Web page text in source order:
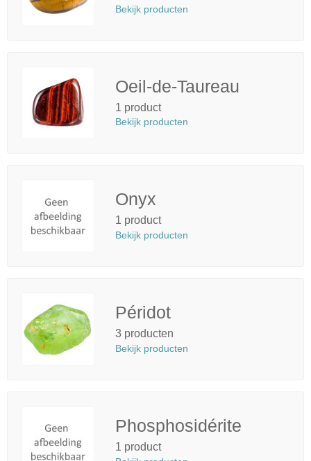
Bekijk producten
Oeil-de-Taureau
1 product
Bekijk producten
Onyx
1 product
Bekijk producten
Péridot
3 producten
Bekijk producten
Phosphosidérite
1 product